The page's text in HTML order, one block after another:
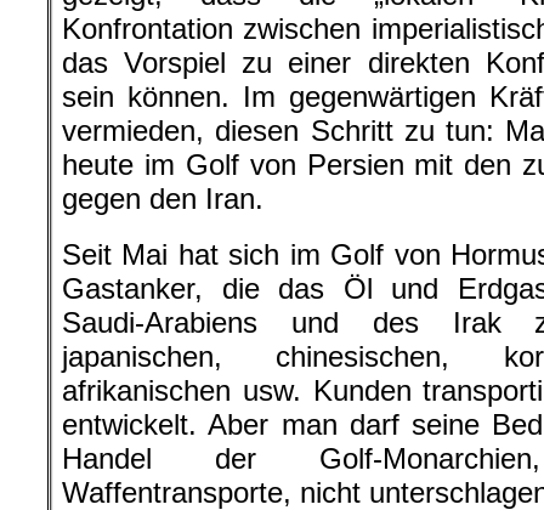
Konfrontation zwischen
das Vorspiel zu einer direkten
sein können. Im gegenwärtigen
vermieden, diesen Schritt zu tun:
heute im Golf von Persien mit den
gegen den Iran.
Seit Mai hat sich im Golf von
Gastanker, die das Öl und
Saudi-Arabiens und des Irak
japanischen, chinesischen,
afrikanischen usw. Kunden
entwickelt. Aber man darf seine
Handel der Golf-
Waffentransporte, nicht